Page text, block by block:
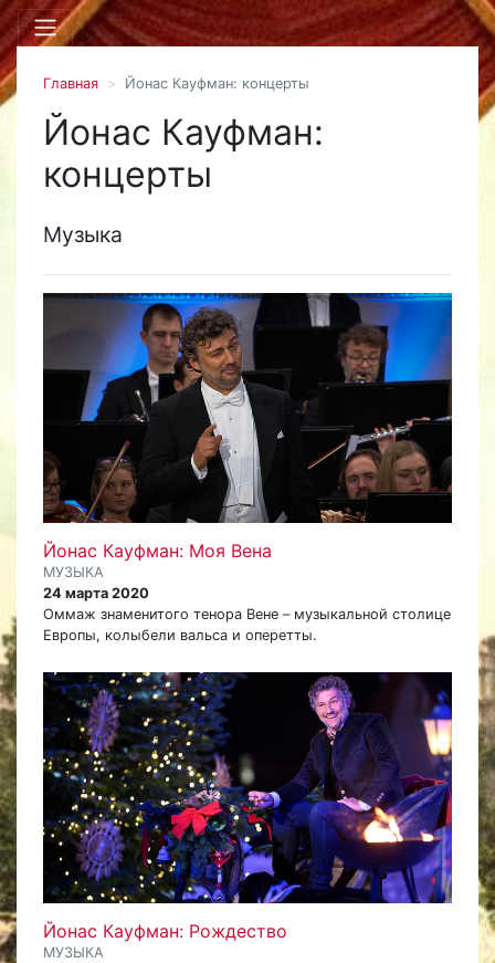
Главная Йонас Кауфман: концерты
Йонас Кауфман:
концерты
Музыка
Йонас Кауфман: Моя Вена
МУЗЫКА
24 марта 2020
Оммаж знаменитого тенора Вене – музыкальной столице
Европы, колыбели вальса и оперетты.
Йонас Кауфман: Рождество
МУЗЫКА